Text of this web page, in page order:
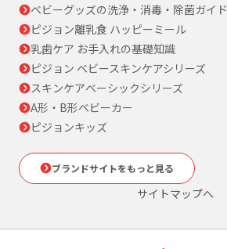
ベビーグッズの洗浄・消毒・除菌ガイド
ピジョン離乳食 ハッピーミール
乳歯ケア お手入れの基礎知識
ピジョン ベビースキンケアシリーズ
スキンケアベーシックシリーズ
A形・B形ベビーカー
ピジョンキッズ
ブランドサイトをもっと見る
サイトマップへ